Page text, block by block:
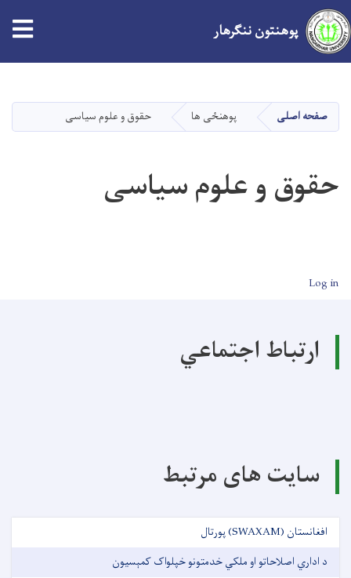
main
content
پوهنتون ننګرهار
صفحه اصلی پوهنځی ها حقوق و علوم سیاسی
حقوق و علوم سیاسی
User account menu
Log in
ارتباط اجتماعي
سایت های مرتبط
افغانستان (SWAXAM) پورتال
د اداري اصلاحاتو او ملکي خدمتونو خپلواک کمېسیون